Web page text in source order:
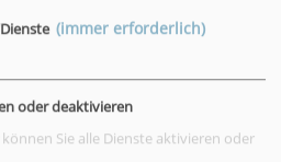
Duderstadt
in Osterode am Harz
(immer erforderlich)
oder deaktivieren
Sie alle Dienste aktivieren oder